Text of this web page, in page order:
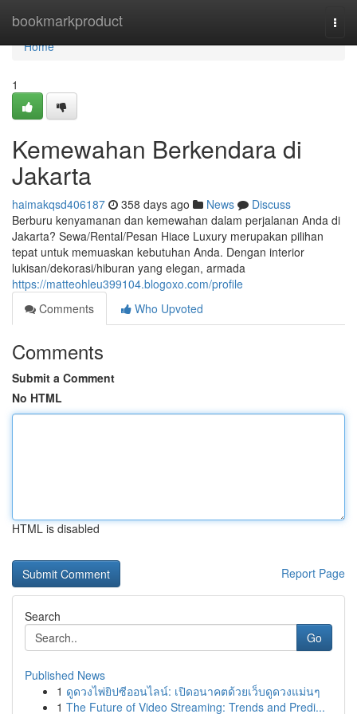
bookmarkproduct
Home
Home
1
Kemewahan Berkendara di
Jakarta
haimakqsd406187 358 days ago News
Discuss
Berburu kenyamanan dan kemewahan dalam perjalanan Anda di
Jakarta? Sewa/Rental/Pesan Hiace Luxury merupakan pilihan
tepat untuk memuaskan kebutuhan Anda. Dengan interior
lukisan/dekorasi/hiburan yang elegan, armada
https://matteohleu399104.blogoxo.com/profile
Comments
Who Upvoted
Comments
Submit a Comment
No HTML
HTML is disabled
Report Page
Search
Go
Published News
1 ดูดวงไพ่ยิปซีออนไลน์: เปิดอนาคตด้วยเว็บดูดวงแม่นๆ
1 The Future of Video Streaming: Trends and Predi...